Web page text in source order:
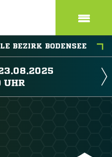
BEZIRK BODENSEE
